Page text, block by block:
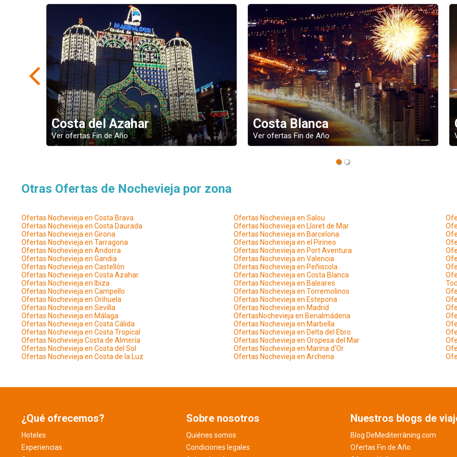
Costa del Azahar
Ver ofertas Fin de Año
Costa Blanca
Ver ofertas Fin de Año
Otras Ofertas de Nochevieja por zona
Ofertas Nochevieja en Costa Brava Ofertas Nochevieja en Salou
Ofertas Nochevieja en Costa Daurada
Ofertas Nochevieja en Lloret de Mar
Ofertas Nochevieja en Girona
Ofertas Nochevieja en Barcelona
Ofertas Nochevieja en Tarragona
Ofertas Nochevieja en el Pirineo
Ofertas Nochevieja en Andorra
Ofertas Nochevieja en Port Aventura
Ofertas Nochevieja en Gandia
Ofertas Nochevieja en Valencia
Ofertas Nochevieja en Castellón
Ofertas Nochevieja en Peñiscola
Ofertas Nochevieja en Costa Azahar
Ofertas Nochevieja en Costa Blanca
Ofertas Nochevieja en Ibiza
Ofertas Nochevieja en Baleares
Ofertas Nochevieja en Campello
Ofertas Nochevieja en Torremolinos
Ofertas Nochevieja en Orihuela
Ofertas Nochevieja en Estepona
Ofertas Nochevieja en Sevilla
Ofertas Nochevieja en Madrid
Ofertas Nochevieja en Málaga
OfertasNochevieja en Benalmádena
Ofertas Nochevieja en Costa Cálida
Ofertas Nochevieja en Marbella
Ofertas Nochevieja en Costa Tropical
Ofertas Nochevieja en Delta del Ebro
Ofertas Nochevieja Costa de Almería
Ofertas Nochevieja en Oropesa del Mar
Ofertas Nochevieja en Costa del Sol
Ofertas Nochevieja en Marina d'Or
Ofertas Nochevieja en Costa de la Luz
Ofertas Nochevieja en Archena
¿Qué ofrecemos?
Hoteles
Experiencias
Sobre nosotros
Quiénes somos
Condiciones legales
Nuestros blogs de
Blog DeMediterràning.com
Ofertas Fin de Año